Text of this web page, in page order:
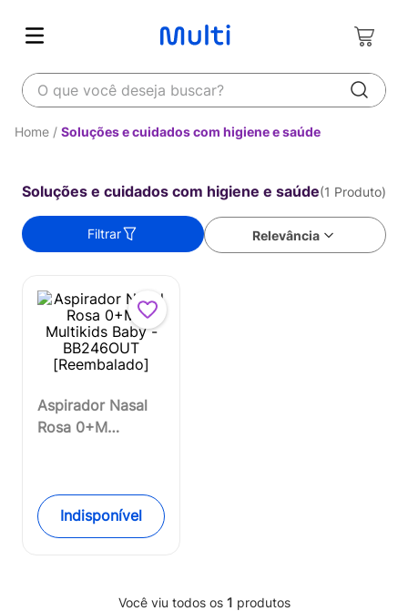
O que você deseja buscar?
Soluções e cuidados com higiene e saúde
Soluções e cuidados com higiene e saúde 1 Produto
Relevância
Filtrar
Aspirador Nasal
Rosa 0+M
[Reembalado]
Indisponível
Você viu todos os 1 produtos